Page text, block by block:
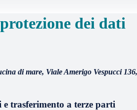
dei dati
di mare, Viale Amerigo Vespucci
trasferimento a terze parti